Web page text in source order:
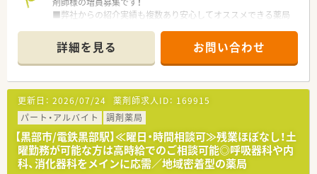
■弊社からの紹介実績も複数あり安心してオススメできる薬局
■雰囲気良く長くお勤め頂ける環境です
■こちらの店舗は土日も開局しておりますので、ご勤務曜日・時
間等お気軽にご相談ください♪
■ご経験・ご勤務条件等を考慮の上時給2,500円まで検討可能で
す！
詳細を見る お問い合わせ
更新日： 2026/07/24 薬剤師求人ID： 169915
パート・アルバイト
調剤薬局
【黒部市/電鉄黒部駅】≪曜日・時間相談可≫残業ほぼなし！土
曜勤務が可能な方は高時給でのご相談可能◎呼吸器科や内
科、消化器科をメインに応需／地域密着型の薬局